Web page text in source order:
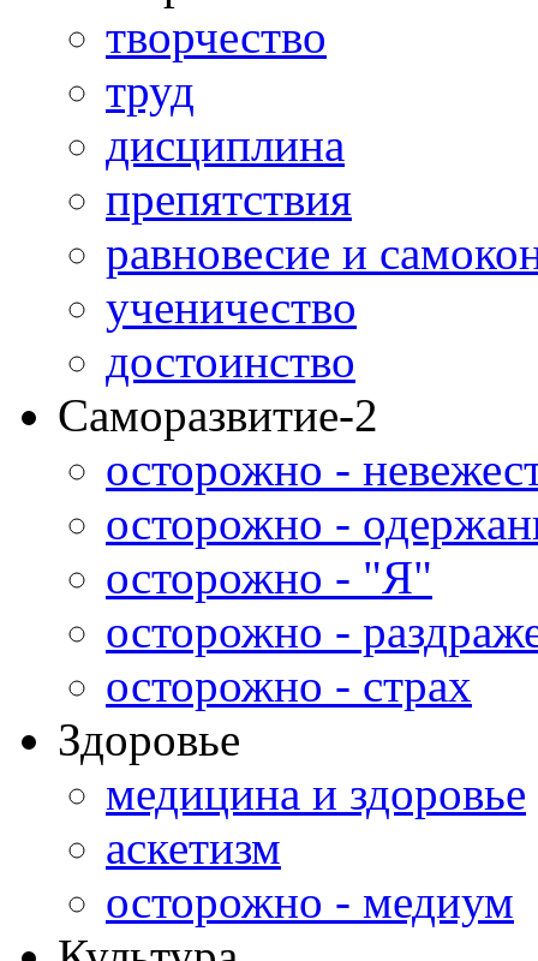
творчество
труд
дисциплина
препятствия
равновесие и
ученичество
достоинство
Саморазвитие-2
осторожно -
осторожно -
осторожно - "Я"
осторожно -
осторожно - страх
Здоровье
медицина и здоровье
аскетизм
осторожно - медиум